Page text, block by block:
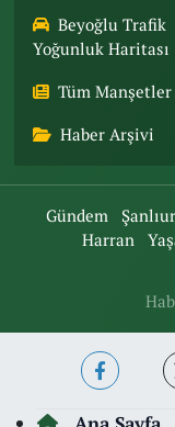
Beyoğlu Trafik
Yoğunluk Haritası
Tüm Manşetler
Haber Arşivi
Gündem
Harran